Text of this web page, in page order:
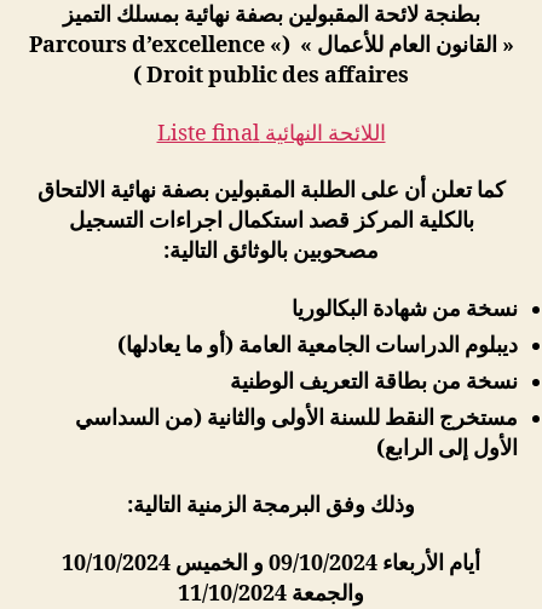
بطنجة لائحة المقبولين بصفة نهائية بمسلك التميز
« القانون العام للأعمال » (Parcours d’excellence «
Droit public des affaires )
اللائحة النهائية Liste final
كما تعلن أن على الطلبة المقبولين بصفة نهائية الالتحاق
بالكلية المركز قصد استكمال اجراءات التسجيل
مصحوبين بالوثائق التالية:
نسخة من شهادة البكالوريا
ديبلوم الدراسات الجامعية العامة (أو ما يعادلها)
نسخة من بطاقة التعريف الوطنية
مستخرج النقط للسنة الأولى والثانية (من السداسي
الأول إلى الرابع)
وذلك وفق البرمجة الزمنية التالية:
أيام الأربعاء 09/10/2024 و الخميس 10/10/2024
والجمعة 11/10/2024